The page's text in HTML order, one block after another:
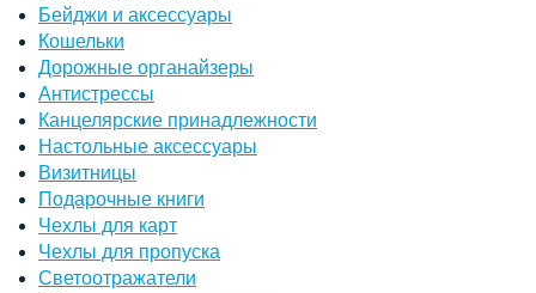
Бейджи и аксессуары
Кошельки
Дорожные органайзеры
Антистрессы
Канцелярские принадлежности
Настольные аксессуары
Визитницы
Подарочные книги
Чехлы для карт
Чехлы для пропуска
Светоотражатели